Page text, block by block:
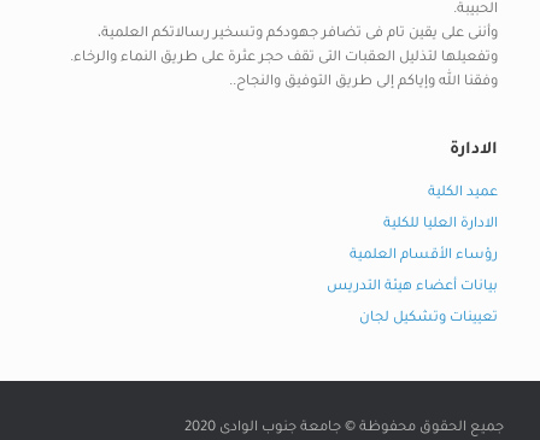
الحبيبة.
وأننى على يقين تام فى تضافر جهودكم وتسخير رسالاتكم العلمية،
وتفعيلها لتذليل العقبات التى تقف حجر عثرة على طريق النماء والرخاء.
وفقنا الله وإياكم إلى طريق التوفيق والنجاح..
الادارة
عميد الكلية
الادارة العليا للكلية
رؤساء الأقسام العلمية
بيانات أعضاء هيئة التدريس
تعيينات وتشكيل لجان
جميع الحقوق محفوظة © جامعة جنوب الوادى 2020